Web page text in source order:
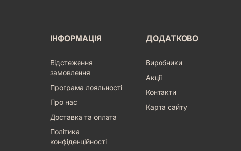
ІНФОРМАЦІЯ
Відстеження
замовлення
Програма лояльності
Про нас
Доставка та оплата
Політика
конфіденційності
ДОДАТКОВО
Виробники
Акції
Контакти
Карта сайту